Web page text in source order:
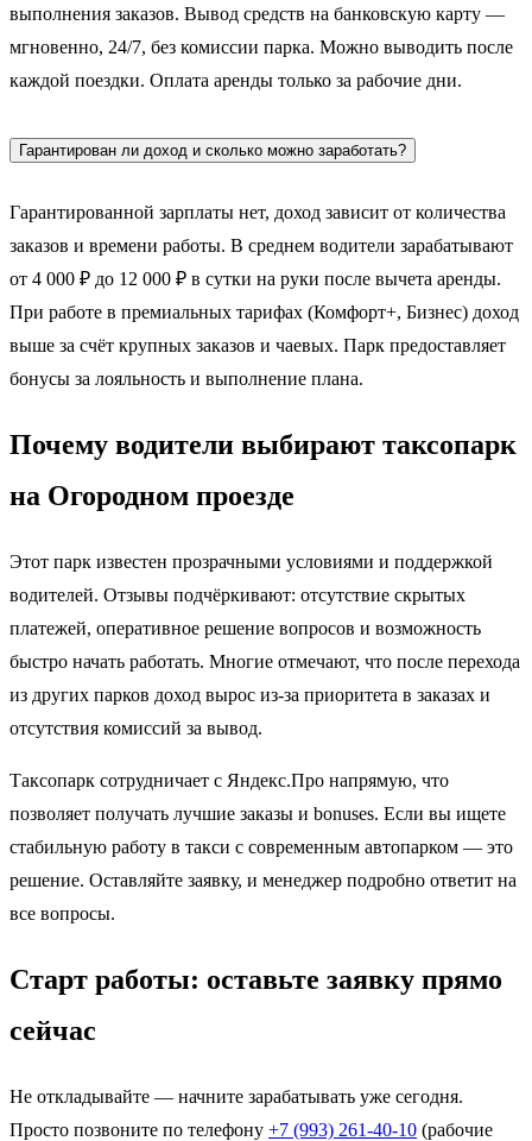
выполнения заказов. Вывод средств на банковскую карту —
мгновенно, 24/7, без комиссии парка. Можно выводить после
каждой поездки. Оплата аренды только за рабочие дни.
Гарантирован ли доход и сколько можно заработать?
Гарантированной зарплаты нет, доход зависит от количества
заказов и времени работы. В среднем водители зарабатывают
от 4 000 ₽ до 12 000 ₽ в сутки на руки после вычета аренды.
При работе в премиальных тарифах (Комфорт+, Бизнес) доход
выше за счёт крупных заказов и чаевых. Парк предоставляет
бонусы за лояльность и выполнение плана.
Почему водители выбирают таксопарк
на Огородном проезде
Этот парк известен прозрачными условиями и поддержкой
водителей. Отзывы подчёркивают: отсутствие скрытых
платежей, оперативное решение вопросов и возможность
быстро начать работать. Многие отмечают, что после перехода
из других парков доход вырос из-за приоритета в заказах и
отсутствия комиссий за вывод.
Таксопарк сотрудничает с Яндекс.Про напрямую, что
позволяет получать лучшие заказы и bonuses. Если вы ищете
стабильную работу в такси с современным автопарком — это
решение. Оставляйте заявку, и менеджер подробно ответит на
все вопросы.
Старт работы: оставьте заявку прямо
сейчас
Не откладывайте — начните зарабатывать уже сегодня.
Просто позвоните по телефону +7 (993) 261-40-10 (рабочие